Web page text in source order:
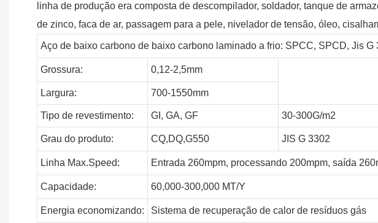
linha de produção era composta de descompilador, soldador, tanque de
de zinco, faca de ar, passagem para a pele, nivelador de tensão, óleo,
Aço de baixo carbono de baixo carbono laminado a frio: SPCC, SPCD, Jis G
Grossura: 0,12-2,5mm
Largura: 700-1550mm
Tipo de revestimento: GI, GA, GF 30-300G/m2
Grau do produto: CQ,DQ,G550 JIS G 3302
Linha Max.Speed: Entrada 260mpm, processando 200mpm, saída
Capacidade: 60,000-300,000 MT/Y
Energia economizando: Sistema de recuperação de calor de resíduos gás